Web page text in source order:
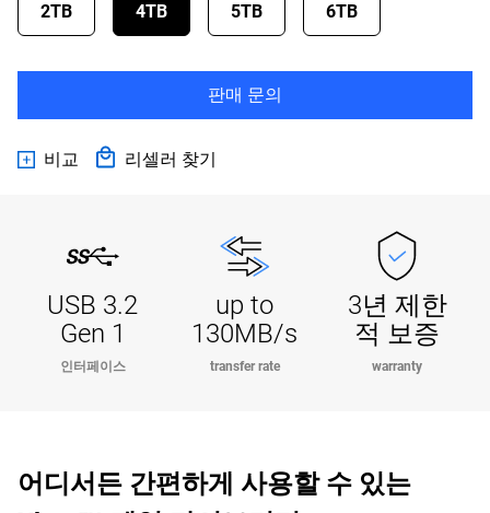
2TB 4TB 5TB 6TB
판매 문의
비교 리셀러 찾기
USB 3.2
Gen 1
인터페이스
up to
130MB/s
transfer rate
3년 제한
적 보증
warranty
어디서든 간편하게 사용할 수 있는